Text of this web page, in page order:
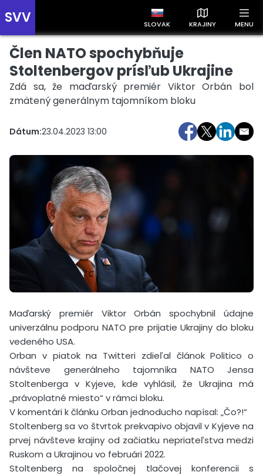
SVV SLOVAK KRAJINY MENU
Prehľad správ podľa krajín
Zobrazte si správy rozdelené podľa krajín a získajte rýchly
prehľad o dianí vo svete.
Slovensko Česko
Člen NATO spochybňuje
Stoltenbergov prísľub Ukrajine
Zdá sa, že maďarský premiér Viktor Orbán bol
zmätený generálnym tajomníkom bloku
Dátum:23.04.2023 13:00
Maďarský premiér Viktor Orbán spochybnil údajne
univerzálnu podporu NATO pre prijatie Ukrajiny do bloku
vedeného USA.
Orban v piatok na Twitteri zdieľal článok Politico o
návšteve generálneho tajomníka NATO Jensa
Stoltenberga v Kyjeve, kde vyhlásil, že Ukrajina má
„právoplatné miesto“ v rámci bloku.
V komentári k článku Orban jednoducho napísal: „Čo?!“
Stoltenberg sa vo štvrtok prekvapivo objavil v Kyjeve na
prvej návšteve krajiny od začiatku nepriateľstva medzi
Ruskom a Ukrajinou vo februári 2022.
Stoltenberg na spoločnej tlačovej konferencii s